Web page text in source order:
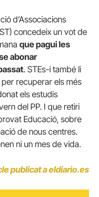
d’Associacions
concedeix un vot de
que pagui les
abonar
. STEs-i també li
recuperar els més
els estudis
del PP. I que retiri
Educació, sobre
de nous centres.
ni un mes de vida.
publicat a eldiario.es